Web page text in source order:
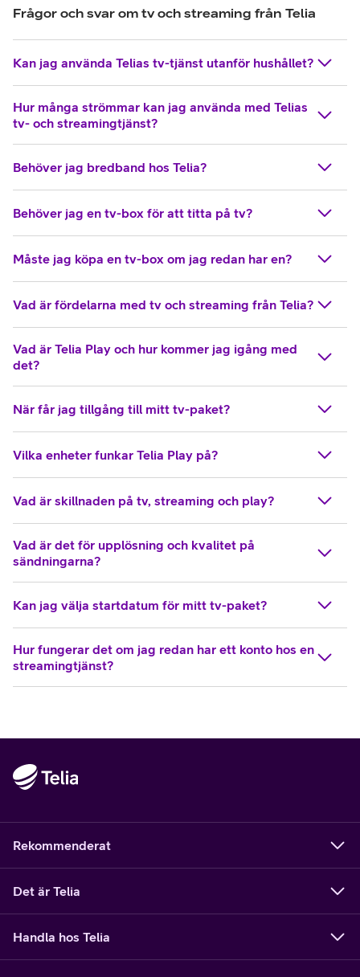
Frågor och svar om tv och streaming från Telia
Kan jag använda Telias tv-tjänst utanför hushållet?
Hur många strömmar kan jag använda med Telias
tv- och streamingtjänst?
Behöver jag bredband hos Telia?
Behöver jag en tv-box för att titta på tv?
Måste jag köpa en tv-box om jag redan har en?
Vad är fördelarna med tv och streaming från Telia?
Vad är Telia Play och hur kommer jag igång med
det?
När får jag tillgång till mitt tv-paket?
Vilka enheter funkar Telia Play på?
Vad är skillnaden på tv, streaming och play?
Vad är det för upplösning och kvalitet på
sändningarna?
Kan jag välja startdatum för mitt tv-paket?
Hur fungerar det om jag redan har ett konto hos en
streamingtjänst?
Rekommenderat
Det är Telia
Handla hos Telia